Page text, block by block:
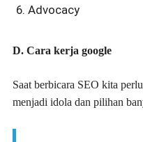
Advocacy
D. Cara kerja google
Saat berbicara SEO kita
menjadi idola dan pilihan